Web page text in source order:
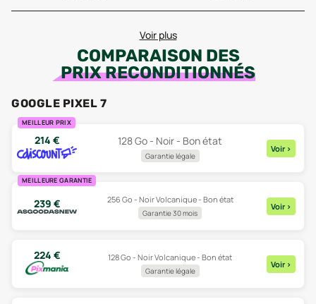
Voir plus
COMPARAISON DES
PRIX RECONDITIONNÉS
GOOGLE PIXEL 7
MEILLEUR PRIX
214 € 128 Go - Noir - Bon état
Garantie légale
Voir >
MEILLEURE GARANTIE
239 € 256 Go - Noir Volcanique - Bon état
Garantie 30 mois
Voir >
224 € 128 Go - Noir Volcanique - Bon état
Garantie légale
Voir >